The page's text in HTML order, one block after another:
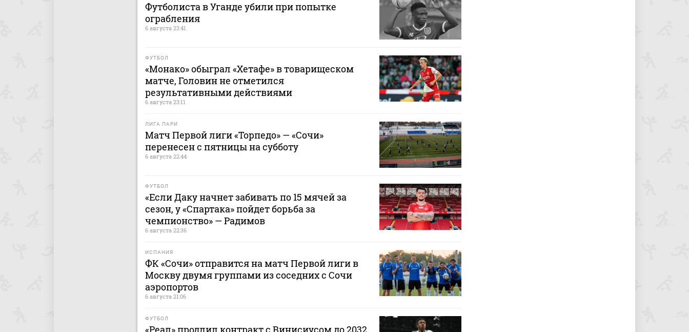
Футболиста в Уганде убили при попытке
ограбления
6 августа 23:41
ФУТБОЛ
«Монако» обыграл «Хетафе» в товарищеском
матче, Головин не отметился
результативными действиями
6 августа 23:11
ЛИГА ПАРИ
Матч Первой лиги «Торпедо» — «Сочи»
перенесен с пятницы на субботу
6 августа 22:44
ФУТБОЛ
«Если Даку начнет забивать по 15 мячей за
сезон, у «Спартака» пойдет борьба за
чемпионство» — Радимов
6 августа 22:36
ИСПАНИЯ
ФК «Сочи» отправится на матч Первой лиги в
Москву двумя группами из соседних с Сочи
аэропортов
6 августа 21:06
ФУТБОЛ
«Реал» продлил контракт с Винисиусом до 2032